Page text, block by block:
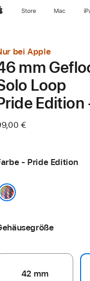
AppleStore Mac
bei Apple
mm
Loop
Edition
€
- Pride Edition
42 mm